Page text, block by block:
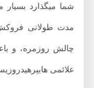
شما میگذارد بسیار
مدت طولانی فروکش
چالش روزمره، و باعث
علائمی هایپرهیدروزیس